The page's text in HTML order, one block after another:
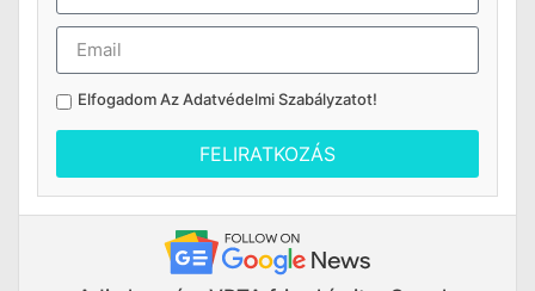
Elfogadom AzAdatvédelmi Szabályzatot!
FELIRATKOZÁS